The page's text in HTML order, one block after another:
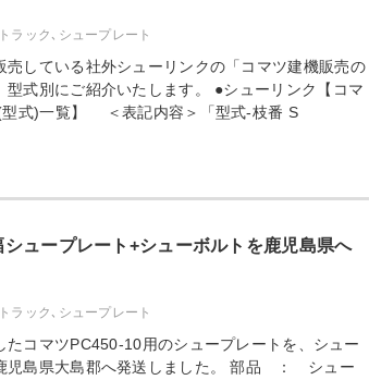
ラック､シュープレート
売している社外シューリンクの「コマツ建機販売の
型式別にご紹介いたします。 ●シューリンク【コマ
型式)一覧】 ＜表記内容＞「型式-枝番 S
ュープレート+シューボルトを鹿児島県へ
ラック､シュープレート
たコマツPC450-10用のシュープレートを、シュー
児島県大島郡へ発送しました。 部品 ： シュー